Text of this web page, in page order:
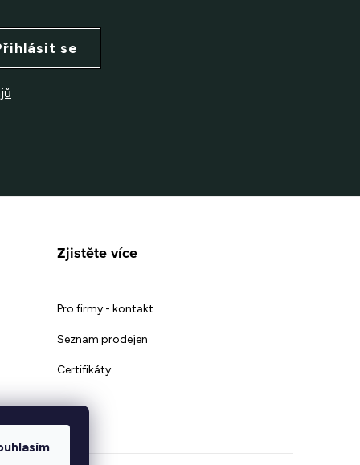
se
Zjistěte více
Pro firmy - kontakt
Seznam prodejen
Certifikáty